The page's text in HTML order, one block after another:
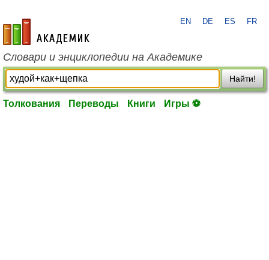
academic.ru
EN DE ES FR
Словари и энциклопедии на Академике
Найти!
Толкования Переводы Книги Игры ⚽